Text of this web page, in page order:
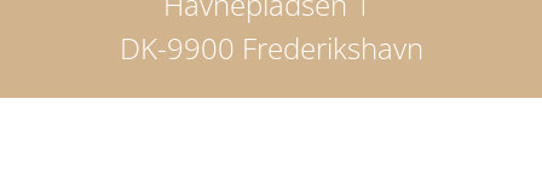
DK-9900 Frederikshavn
Telefon: +45 98424200